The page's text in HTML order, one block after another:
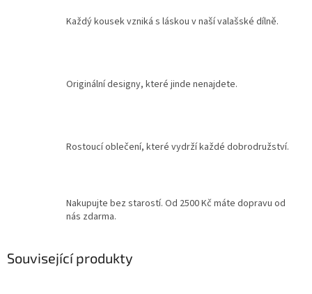
Každý kousek vzniká s láskou v naší valašské dílně.
Originální designy, které jinde nenajdete.
Rostoucí oblečení, které vydrží každé dobrodružství.
Nakupujte bez starostí. Od 2500 Kč máte dopravu od
nás zdarma.
Související produkty